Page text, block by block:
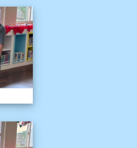
111伴讀媽媽教師節